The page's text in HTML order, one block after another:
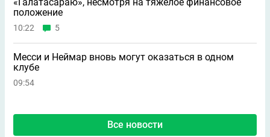
положение
10:22 5
Месси и Неймар вновь могут оказаться в одном
клубе
09:54
Все новости